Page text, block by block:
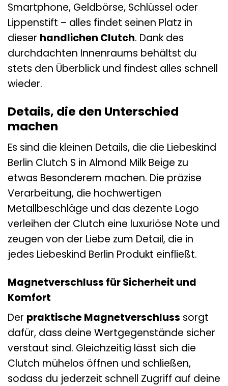
Smartphone, Geldbörse, Schlüssel oder
Lippenstift – alles findet seinen Platz in
dieser handlichen Clutch. Dank des
durchdachten Innenraums behältst du
stets den Überblick und findest alles schnell
wieder.
Details, die den Unterschied
machen
Es sind die kleinen Details, die die Liebeskind
Berlin Clutch S in Almond Milk Beige zu
etwas Besonderem machen. Die präzise
Verarbeitung, die hochwertigen
Metallbeschläge und das dezente Logo
verleihen der Clutch eine luxuriöse Note und
zeugen von der Liebe zum Detail, die in
jedes Liebeskind Berlin Produkt einfließt.
Magnetverschluss für Sicherheit und
Komfort
Der praktische Magnetverschluss sorgt
dafür, dass deine Wertgegenstände sicher
verstaut sind. Gleichzeitig lässt sich die
Clutch mühelos öffnen und schließen,
sodass du jederzeit schnell Zugriff auf deine